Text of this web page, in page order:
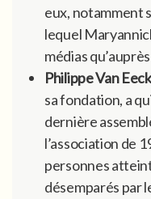
eux, notamment
lequel
médias
Philippe Van
sa fondation, a
dernière
l’association de
personnes
désemparés par